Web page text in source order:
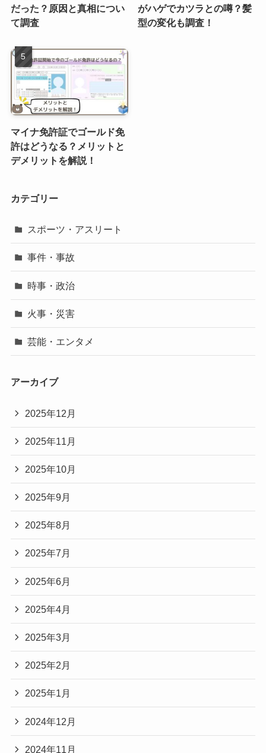
だった？原因と真相につい
て調査
がハゲでカツラとの噂？髪
型の変化も調査！
マイナ免許証でゴールド免
許はどうなる？メリットと
デメリットを解説！
カテゴリー
スポーツ・アスリート
事件・事故
時事・政治
火事・災害
芸能・エンタメ
アーカイブ
2025年12月
2025年11月
2025年10月
2025年9月
2025年8月
2025年7月
2025年6月
2025年4月
2025年3月
2025年2月
2025年1月
2024年12月
2024年11月